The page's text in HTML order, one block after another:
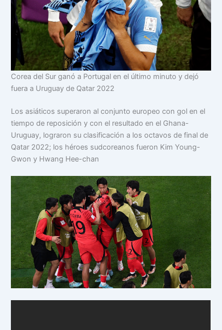
Corea del Sur ganó a Portugal en el último minuto y dejó
fuera a Uruguay de Qatar 2022
Los asiáticos superaron al conjunto europeo con gol en el
tiempo de reposición y con el resultado en el Ghana-
Uruguay, lograron su clasificación a los octavos de final de
Qatar 2022; los héroes sudcoreanos fueron Kim Young-
Gwon y Hwang Hee-chan